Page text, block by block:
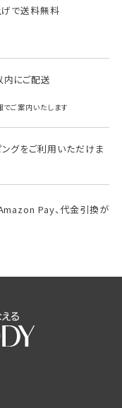
で送料無料
にご配送
ご案内いたします
ングをご利用いただけま
Amazon Pay、代金引換が